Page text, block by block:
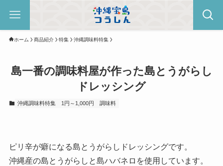
ホーム 商品紹介 特集 沖縄調味料特集
島一番の調味料屋が作った島とうがらし
ドレッシング
沖縄調味料特集 1円～1,000円 調味料
ピリ辛が癖になる島とうがらしドレッシングです。
沖縄産の島とうがらしと島ハバネロを使用しています。